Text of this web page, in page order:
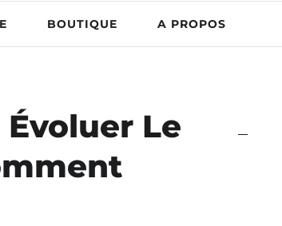
BOUTIQUE A PROPOS
Le